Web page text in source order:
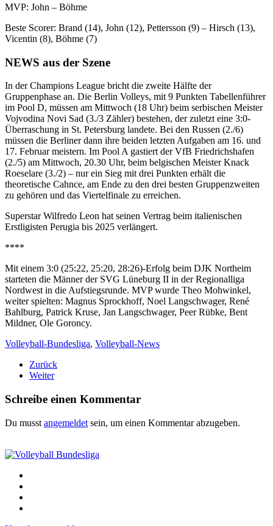
MVP: John – Böhme
Beste Scorer: Brand (14), John (12), Pettersson (9) – Hirsch (13),
Vicentin (8), Böhme (7)
NEWS aus der Szene
In der Champions League bricht die zweite Hälfte der
Gruppenphase an. Die Berlin Volleys, mit 9 Punkten Tabellenführer
im Pool D, müssen am Mittwoch (18 Uhr) beim serbischen Meister
Vojvodina Novi Sad (3./3 Zähler) bestehen, der zuletzt eine 3:0-
Überraschung in St. Petersburg landete. Bei den Russen (2./6)
müssen die Berliner dann ihre beiden letzten Aufgaben am 16. und
17. Februar meistern. Im Pool A gastiert der VfB Friedrichshafen
(2./5) am Mittwoch, 20.30 Uhr, beim belgischen Meister Knack
Roeselare (3./2) – nur ein Sieg mit drei Punkten erhält die
theoretische Cahnce, am Ende zu den drei besten Gruppenzweiten
zu gehören und das Viertelfinale zu erreichen.
Superstar Wilfredo Leon hat seinen Vertrag beim italienischen
Erstligisten Perugia bis 2025 verlängert.
****
Mit einem 3:0 (25:22, 25:20, 28:26)-Erfolg beim DJK Northeim
starteten die Männer der SVG Lüneburg II in der Regionalliga
Nordwest in die Aufstiegsrunde. MVP wurde Theo Mohwinkel,
weiter spielten: Magnus Sprockhoff, Noel Langschwager, René
Bahlburg, Patrick Kruse, Jan Langschwager, Peer Rübke, Bent
Mildner, Ole Goroncy.
Volleyball-Bundesliga, Volleyball-News
Zurück
Weiter
Schreibe einen Kommentar
Du musst angemeldet sein, um einen Kommentar abzugeben.